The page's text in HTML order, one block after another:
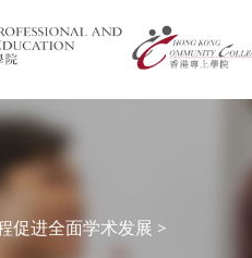
促进全面学术发展 >